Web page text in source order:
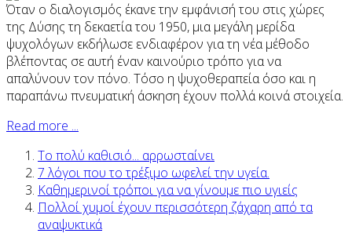
Όταν ο διαλογισμός έκανε την εμφάνισή του στις χώρες
της Δύσης τη δεκαετία του 1950, μια μεγάλη μερίδα
ψυχολόγων εκδήλωσε ενδιαφέρον για τη νέα μέθοδο
βλέποντας σε αυτή έναν καινούριο τρόπο για να
απαλύνουν τον πόνο. Τόσο η ψυχοθεραπεία όσο και η
παραπάνω πνευματική άσκηση έχουν πολλά κοινά στοιχεία.
Read more ...
Το πολύ καθισιό... αρρωσταίνει
7 λόγοι που το τρέξιμο ωφελεί την υγεία.
Kαθημερινοί τρόποι για να γίνουμε πιο υγιείς
Πολλοί χυμοί έχουν περισσότερη ζάχαρη από τα
αναψυκτικά